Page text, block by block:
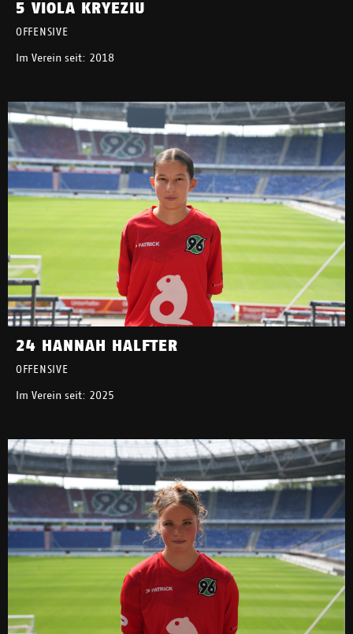
5 VIOLA KRYEZIU
OFFENSIVE
Im Verein seit: 2018
24 HANNAH HALFTER
OFFENSIVE
Im Verein seit: 2025